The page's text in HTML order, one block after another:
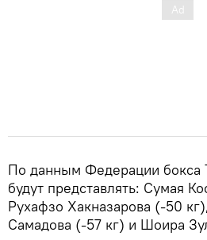
По данным Федерации бокса
будут представлять: Сумая
Рухафзо Хакназарова (-50
Самадова (-57 кг) и Шоира